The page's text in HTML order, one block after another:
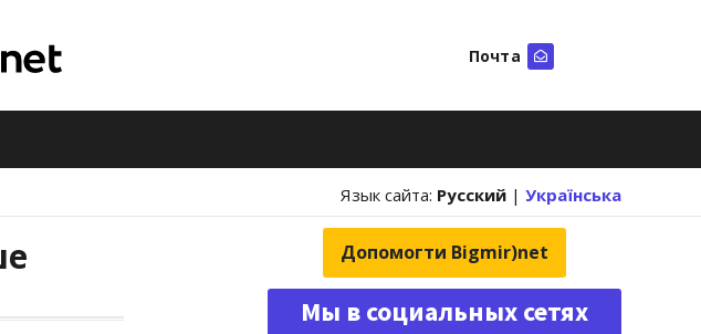
Почта
Язык сайта: Русский | Українська
Допомогти Bigmir)net
Мы в социальных сетях